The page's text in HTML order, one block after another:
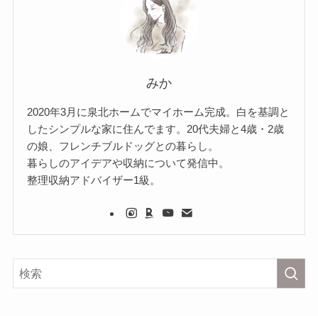
みか
2020年3月に泉北ホームでマイホーム完成。白を基調と
したシンプルな家に住んでます。20代夫婦と4歳・2歳
の娘、フレンチブルドッグとの暮らし。
暮らしのアイデアや収納について発信中。
整理収納アドバイザー1級。